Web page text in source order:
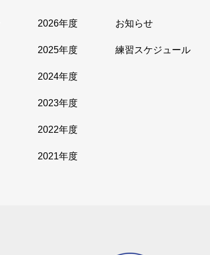
2026年度
2025年度
2024年度
2023年度
2022年度
2021年度
お知らせ
練習スケジュール